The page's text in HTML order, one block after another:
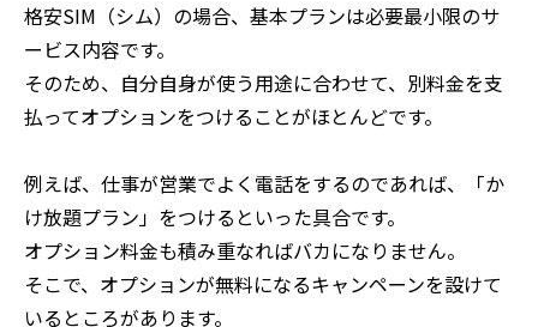
格安SIM（シム）の場合、基本プランは必要最小限のサ
ービス内容です。
そのため、自分自身が使う用途に合わせて、別料金を支
払ってオプションをつけることがほとんどです。
例えば、仕事が営業でよく電話をするのであれば、「か
け放題プラン」をつけるといった具合です。
オプション料金も積み重なればバカになりません。
そこで、オプションが無料になるキャンペーンを設けて
いるところがあります。